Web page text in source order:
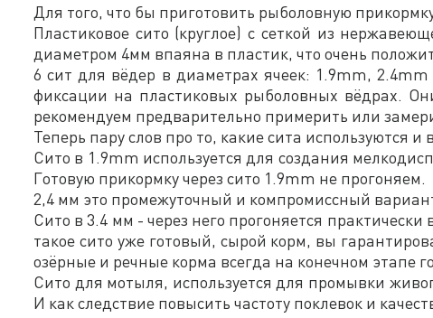
Для того, что бы приготовить рыболовную
Пластиковое сито (круглое) с сеткой из
диаметром 4мм впаяна в пластик, что очень
6 сит для вёдер в диаметрах ячеек: 1.9mm,
фиксации на пластиковых рыболовных вёдрах.
рекомендуем предварительно примерить или
Теперь пару слов про то, какие сита используются и
Сито в 1.9mm используется для создания
Готовую прикормку через сито 1.9mm не прогоняем.
2,4 мм это промежуточный и компромиссный
Сито в 3.4 мм - через него прогоняется
такое сито уже готовый, сырой корм, вы
озёрные и речные корма всегда на конечном этапе
Сито для мотыля, используется для промывки
И как следствие повысить частоту поклевок и